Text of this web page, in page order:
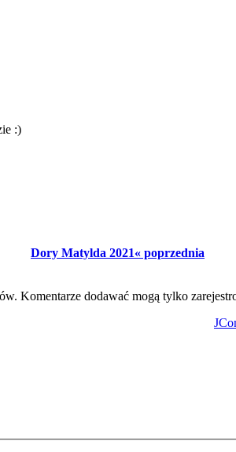
:)
Dory Matylda 2021« poprzednia
Komentarze dodawać mogą tylko